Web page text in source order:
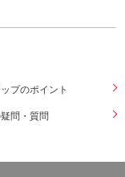
プのポイント
問・質問